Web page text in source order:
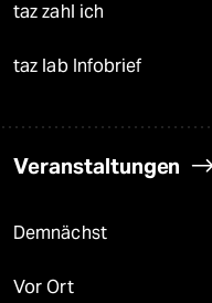
taz zahl ich
taz lab Infobrief
Veranstaltungen
Demnächst
Vor Ort